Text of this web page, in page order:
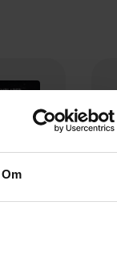
Om